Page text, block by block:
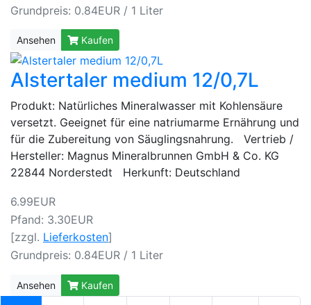
Grundpreis: 0.84EUR / 1 Liter
Ansehen Kaufen
Alstertaler medium 12/0,7L
Produkt: Natürliches Mineralwasser mit Kohlensäure
versetzt. Geeignet für eine natriumarme Ernährung und
für die Zubereitung von Säuglingsnahrung. Vertrieb /
Hersteller: Magnus Mineralbrunnen GmbH & Co. KG
22844 Norderstedt Herkunft: Deutschland
6.99EUR
Pfand: 3.30EUR
[zzgl. Lieferkosten]
Grundpreis: 0.84EUR / 1 Liter
Ansehen Kaufen